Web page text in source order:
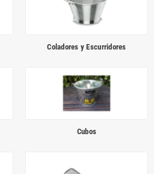
Coladores y Escurridores
Cubos